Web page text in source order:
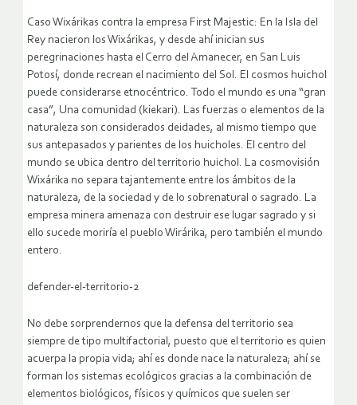
Caso Wixárikas contra la empresa First Majestic: En la Isla del
Rey nacieron los Wixárikas, y desde ahí inician sus
peregrinaciones hasta el Cerro del Amanecer, en San Luis
Potosí, donde recrean el nacimiento del Sol. El cosmos huichol
puede considerarse etnocéntrico. Todo el mundo es una “gran
casa”, Una comunidad (kiekari). Las fuerzas o elementos de la
naturaleza son considerados deidades, al mismo tiempo que
sus antepasados y parientes de los huicholes. El centro del
mundo se ubica dentro del territorio huichol. La cosmovisión
Wixárika no separa tajantemente entre los ámbitos de la
naturaleza, de la sociedad y de lo sobrenatural o sagrado. La
empresa minera amenaza con destruir ese lugar sagrado y si
ello sucede moriría el pueblo Wirárika, pero también el mundo
entero.
defender-el-territorio-2
No debe sorprendernos que la defensa del territorio sea
siempre de tipo multifactorial, puesto que el territorio es quien
acuerpa la propia vida; ahí es donde nace la naturaleza; ahí se
forman los sistemas ecológicos gracias a la combinación de
elementos biológicos, físicos y químicos que suelen ser